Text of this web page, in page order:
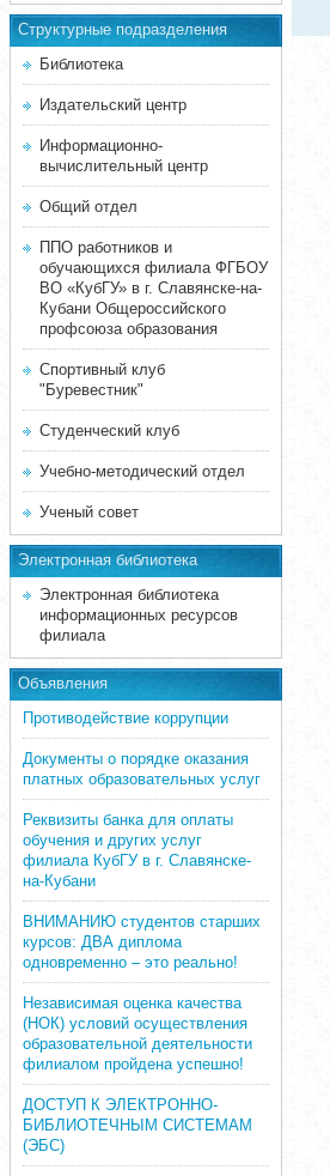
Структурные подразделения
Библиотека
Издательский центр
Информационно-
вычислительный центр
Общий отдел
ППО работников и
обучающихся филиала ФГБОУ
ВО «КубГУ» в г. Славянске-на-
Кубани Общероссийского
профсоюза образования
Спортивный клуб
"Буревестник"
Студенческий клуб
Учебно-методический отдел
Ученый совет
Электронная библиотека
Электронная библиотека
информационных ресурсов
филиала
Объявления
Противодействие коррупции
Документы о порядке оказания
платных образовательных услуг
Реквизиты банка для оплаты
обучения и других услуг
филиала КубГУ в г. Славянске-
на-Кубани
ВНИМАНИЮ студентов старших
курсов: ДВА диплома
одновременно – это реально!
Независимая оценка качества
(НОК) условий осуществления
образовательной деятельности
филиалом пройдена успешно!
ДОСТУП К ЭЛЕКТРОННО-
БИБЛИОТЕЧНЫМ СИСТЕМАМ
(ЭБС)